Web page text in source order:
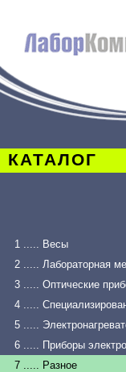
КАТАЛОГ
1 ..... Весы
2 ..... Лабораторная
3 ..... Оптические
4 .....
5 .....
6 ..... Приборы
7 ..... Разное